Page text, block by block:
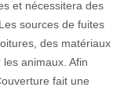
et nécessitera des
sources de fuites
des matériaux
animaux. Afin
fait une